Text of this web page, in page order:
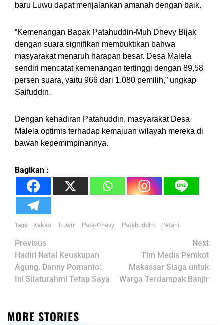
baru Luwu dapat menjalankan amanah dengan baik.
“Kemenangan Bapak Patahuddin-Muh Dhevy Bijak
dengan suara signifikan membuktikan bahwa
masyarakat menaruh harapan besar. Desa Malela
sendiri mencatat kemenangan tertinggi dengan 89,58
persen suara, yaitu 966 dari 1.080 pemilih,” ungkap
Saifuddin.
Dengan kehadiran Patahuddin, masyarakat Desa
Malela optimis terhadap kemajuan wilayah mereka di
bawah kepemimpinannya.
Bagikan :
Tags: Kakao Luwu Pata-Dhevy Patahuddin Petani
Post
navigation
Previous
Hadiri Natal Keuskupan
Agung, Danny Pomanto:
Ini Silaturahmi Tetap Saya
Next
Tim Medis Pemkot
Makassar Siaga untuk
Warga Terdampak Banjir
MORE STORIES